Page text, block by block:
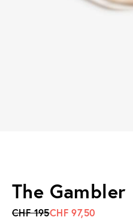
The Gambler
CHF 195CHF 97,50